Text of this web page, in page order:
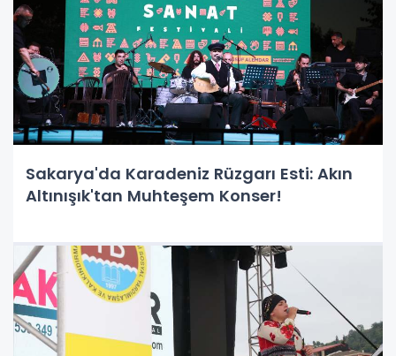
Sakarya'da Karadeniz Rüzgarı Esti: Akın
Altınışık'tan Muhteşem Konser!